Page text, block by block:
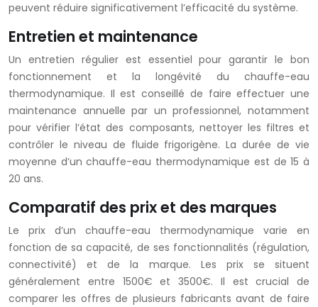
peuvent réduire significativement l’efficacité du système.
Entretien et maintenance
Un entretien régulier est essentiel pour garantir le bon
fonctionnement et la longévité du chauffe-eau
thermodynamique. Il est conseillé de faire effectuer une
maintenance annuelle par un professionnel, notamment
pour vérifier l’état des composants, nettoyer les filtres et
contrôler le niveau de fluide frigorigène. La durée de vie
moyenne d’un chauffe-eau thermodynamique est de 15 à
20 ans.
Comparatif des prix et des marques
Le prix d’un chauffe-eau thermodynamique varie en
fonction de sa capacité, de ses fonctionnalités (régulation,
connectivité) et de la marque. Les prix se situent
généralement entre 1500€ et 3500€. Il est crucial de
comparer les offres de plusieurs fabricants avant de faire